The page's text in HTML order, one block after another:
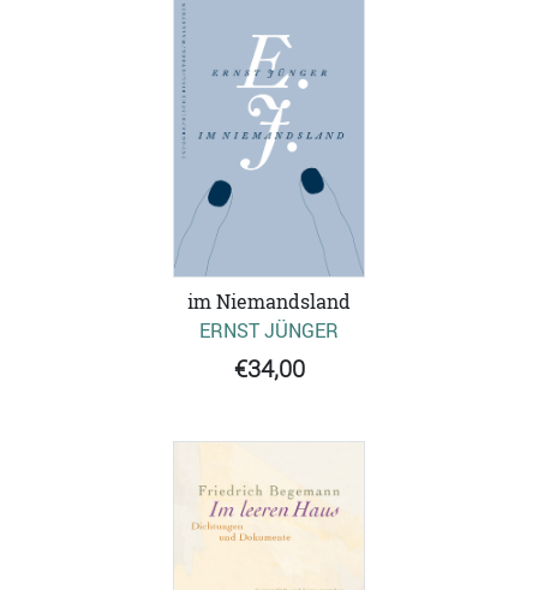
im Niemandsland
ERNST JÜNGER
€34,00